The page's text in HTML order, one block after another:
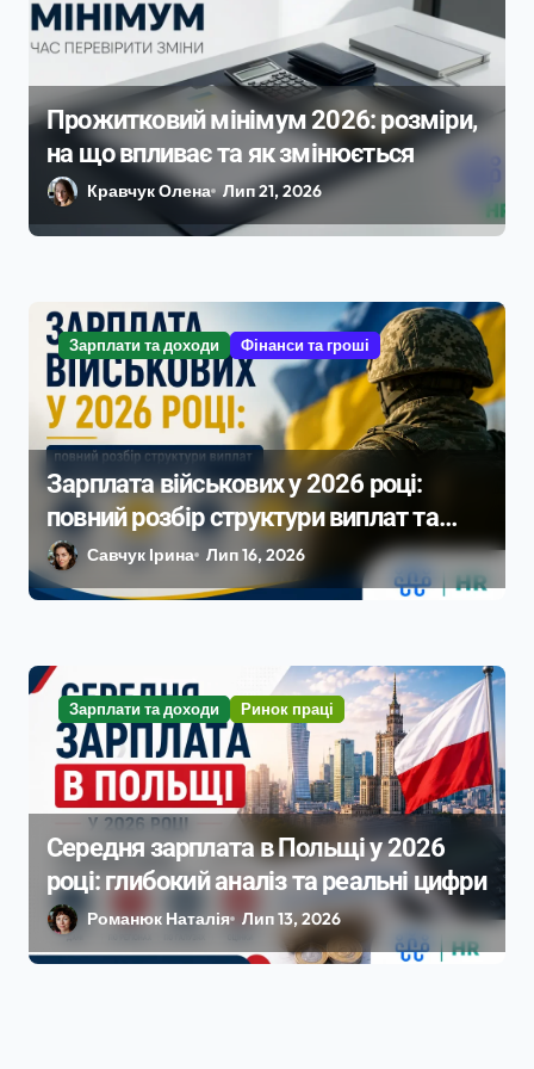
с
і
в
Прожитковий мінімум 2026: розміри,
на що впливає та як змінюється
Кравчук Олена Лип 21, 2026
Зарплати та доходи Фінанси та гроші
Зарплата військових у 2026 році:
повний розбір структури виплат та
вплив на ринок праці
Савчук Ірина Лип 16, 2026
Зарплати та доходи Ринок праці
Середня зарплата в Польщі у 2026
році: глибокий аналіз та реальні цифри
Романюк Наталія Лип 13, 2026